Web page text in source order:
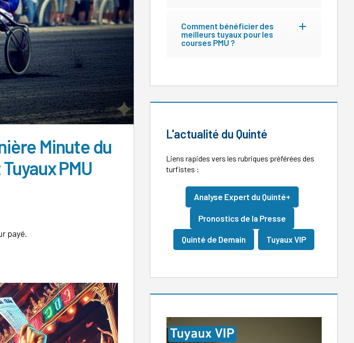
Minute du
PMU
payé.
Comment bénéficier des
meilleurs tuyaux pour les
courses PMU ?
L'actualité du Quinté
Liens rapides vers les rubriques préférées des
turfistes :
Analyse Expert du Quinté+
Pronostics de la Presse
Quinté de Demain Tuyaux VIP